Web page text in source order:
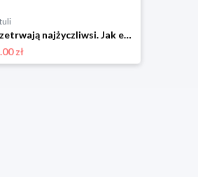
Przetrwają najżyczliwsi. Jak ewolucja wyjaśnia istotę człowieczeństwa? Copernicus center press
zł